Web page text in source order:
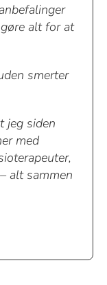
alt for at
smerter
jeg siden
med
alt sammen